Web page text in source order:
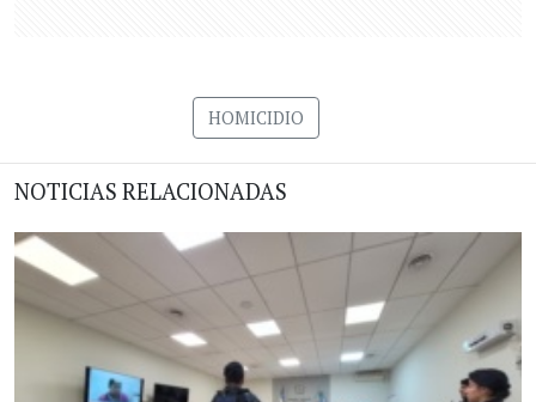
HOMICIDIO
NOTICIAS RELACIONADAS